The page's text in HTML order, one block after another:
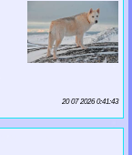
20 07 2026 0:41:43